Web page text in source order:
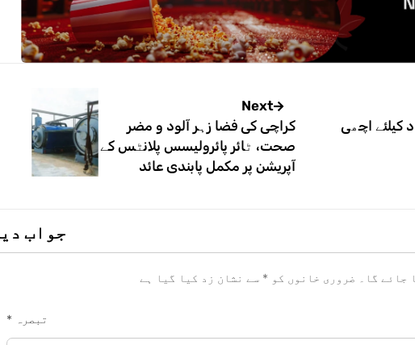
کیلئے اچھی
Next
کراچی کی فضا زہر آلود و مضر
صحت، ٹائر پائرولیسس پلانٹس کے
آپریشن پر مکمل پابندی عائد
جواب
گا۔ ضروری خانوں کو * سے نشان زد کیا گیا ہے
تبصرہ *